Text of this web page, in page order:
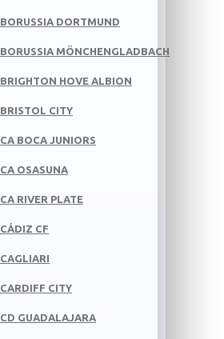
BORUSSIA DORTMUND
BORUSSIA MÖNCHENGLADBACH
BRIGHTON HOVE ALBION
BRISTOL CITY
CA BOCA JUNIORS
CA OSASUNA
CA RIVER PLATE
CÁDIZ CF
CAGLIARI
CARDIFF CITY
CD GUADALAJARA